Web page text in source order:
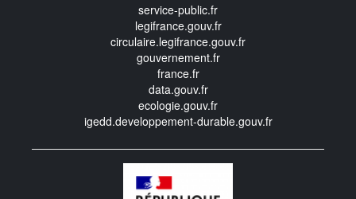
service-public.fr
legifrance.gouv.fr
circulaire.legifrance.gouv.fr
gouvernement.fr
france.fr
data.gouv.fr
ecologie.gouv.fr
igedd.developpement-durable.gouv.fr